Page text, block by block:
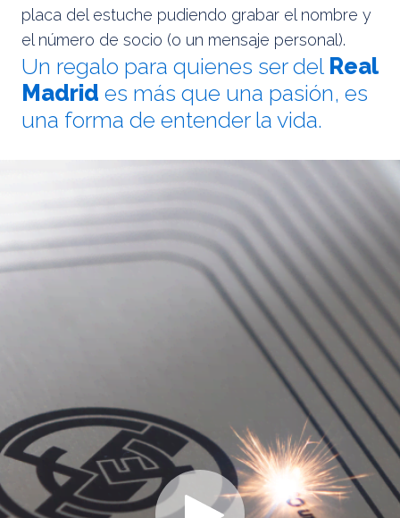
placa del estuche pudiendo grabar el nombre y
el número de socio (o un mensaje personal).
Un regalo para quienes ser del Real
Madrid es más que una pasión, es
una forma de entender la vida.